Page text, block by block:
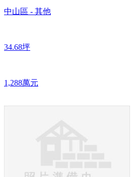
中山區 - 其他
34.68坪
1,288萬元